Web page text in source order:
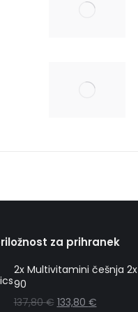
za prihranek
2x Multivitamini češnja 2x
90
137,80€ 133,80 €